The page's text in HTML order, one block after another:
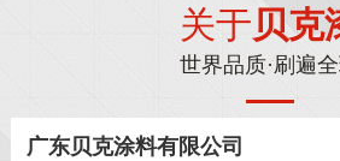
关于贝克
世界品质·刷遍
广东贝克涂料有限公司